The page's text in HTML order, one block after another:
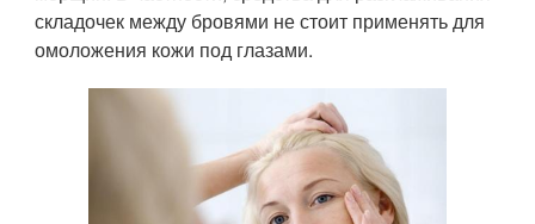
складочек между бровями не стоит применять для
омоложения кожи под глазами.